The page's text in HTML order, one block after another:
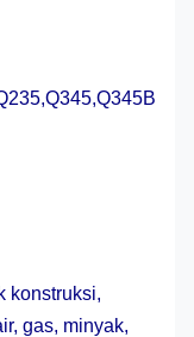
konstruksi,
gas, minyak,